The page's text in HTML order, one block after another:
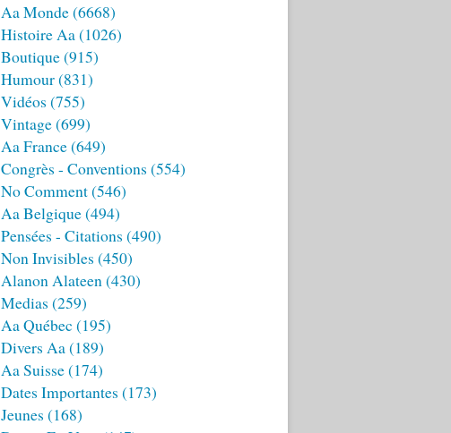
Aa Monde(6668)
Histoire Aa(1026)
Boutique(915)
Humour(831)
Vidéos (755)
Vintage(699)
Aa France(649)
Congrès - Conventions (554)
No Comment(546)
Aa Belgique(494)
Pensées - Citations (490)
Non Invisibles (450)
Alanon Alateen(430)
Medias (259)
Aa Québec (195)
Divers Aa(189)
Aa Suisse(174)
Dates Importantes (173)
Jeunes (168)